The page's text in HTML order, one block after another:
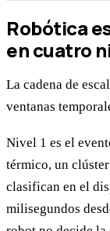
Robótica
en cuatro
La cadena de
ventanas
Nivel 1 es el
térmico, un
clasifican en el
milisegundos